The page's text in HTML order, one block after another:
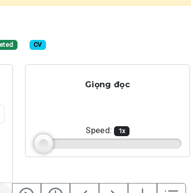
CV
Giọng đọc
Speed: 1x